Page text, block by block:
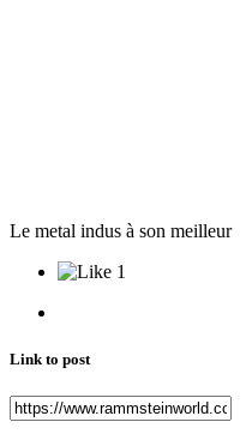
Le metal indus à son meilleur
1
Link to post